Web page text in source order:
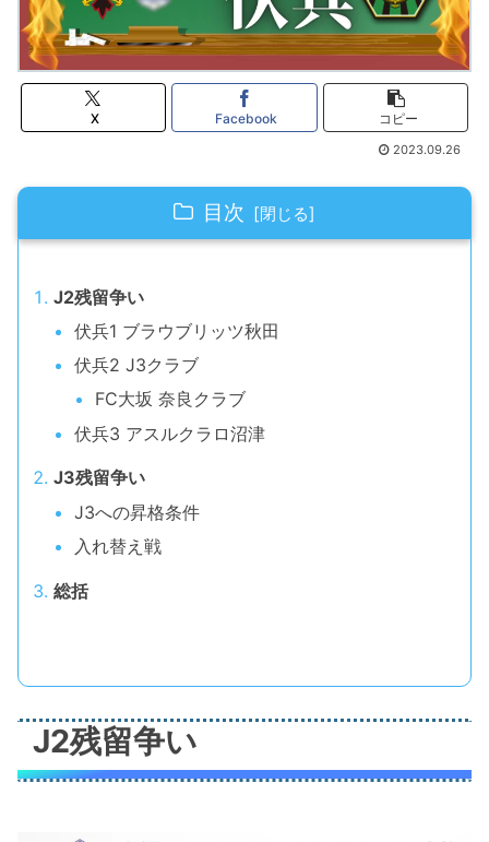
X Facebook コピー
2023.09.26
目次
J2残留争い
伏兵1 ブラウブリッツ秋田
伏兵2 J3クラブ
FC大坂 奈良クラブ
伏兵3 アスルクラロ沼津
J3残留争い
J3への昇格条件
入れ替え戦
総括
J2残留争い